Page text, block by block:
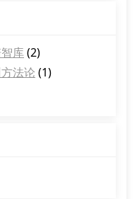
库 (2)
法论 (1)